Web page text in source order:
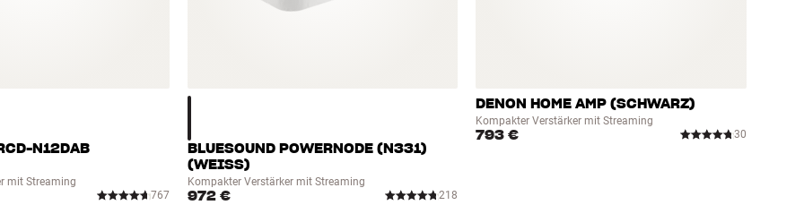
N12DAB
mit Streaming
767
BLUESOUND POWERNODE (N331)
(WEISS)
Kompakter Verstärker mit Streaming
972 € 218
DENON HOME AMP (SCHWARZ)
Kompakter Verstärker mit Streaming
793 € 30